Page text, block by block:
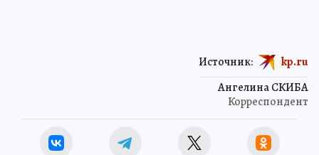
Ангелина СКИБА
Корреспондент
Источник: kp.ru